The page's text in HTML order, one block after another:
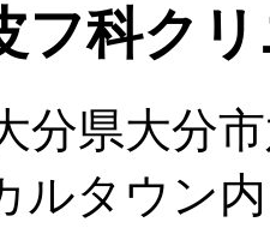
フ科ク
分県大分
ルタウン内